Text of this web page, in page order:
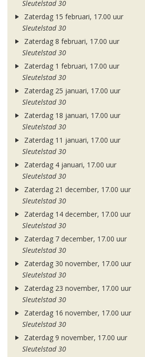
Sleutelstad 30
Zaterdag 15 februari, 17.00 uur
Sleutelstad 30
Zaterdag 8 februari, 17.00 uur
Sleutelstad 30
Zaterdag 1 februari, 17.00 uur
Sleutelstad 30
Zaterdag 25 januari, 17.00 uur
Sleutelstad 30
Zaterdag 18 januari, 17.00 uur
Sleutelstad 30
Zaterdag 11 januari, 17.00 uur
Sleutelstad 30
Zaterdag 4 januari, 17.00 uur
Sleutelstad 30
Zaterdag 21 december, 17.00 uur
Sleutelstad 30
Zaterdag 14 december, 17.00 uur
Sleutelstad 30
Zaterdag 7 december, 17.00 uur
Sleutelstad 30
Zaterdag 30 november, 17.00 uur
Sleutelstad 30
Zaterdag 23 november, 17.00 uur
Sleutelstad 30
Zaterdag 16 november, 17.00 uur
Sleutelstad 30
Zaterdag 9 november, 17.00 uur
Sleutelstad 30